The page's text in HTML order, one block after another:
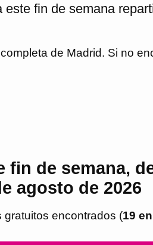
fin de semana
de Madrid. Si no
de semana,
agosto de 2026
gratuitos encontrados (19